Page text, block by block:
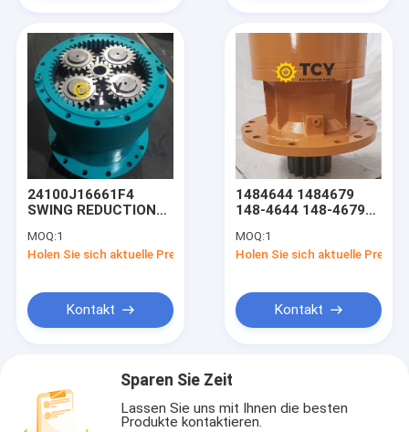
24100J16661F4
SWING REDUCTION
LC15V00003F1
LC15V00003F2R
6E SK330LC-6E
KOBELCO
MOQ:1
Holen Sie sich aktuelle Preis
Kontakt
1484644 1484679
148-4644 148-4679
Schwingmotor Assy
für CAT 320C 320C L
MOQ:1
Holen Sie sich aktuelle Preis
Kontakt
Sparen Sie Zeit
Lassen Sie uns mit Ihnen die besten
Produkte kontaktieren.